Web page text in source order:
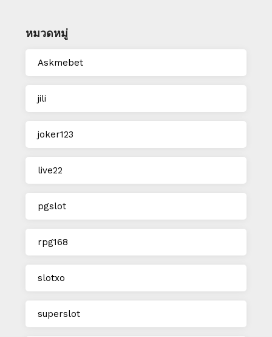
หมวดหมู่
Askmebet
jili
joker123
live22
pgslot
rpg168
slotxo
superslot